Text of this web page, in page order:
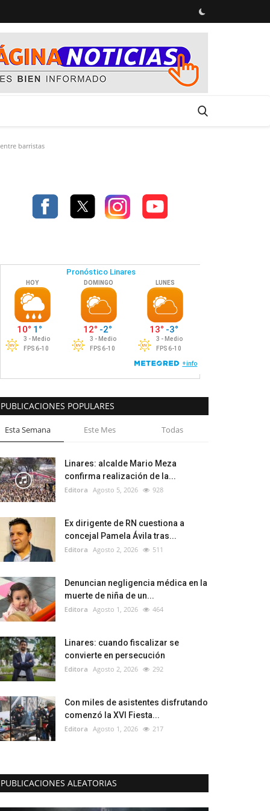
barristas
PUBLICACIONES POPULARES
Esta Semana Este Mes Todas
Linares: alcalde Mario Meza
confirma realización de la...
Editora Agosto 5, 2026 928
Ex dirigente de RN cuestiona a
concejal Pamela Ávila tras...
Editora Agosto 2, 2026 511
Denuncian negligencia médica en la
muerte de niña de un...
Editora Agosto 1, 2026 464
Linares: cuando fiscalizar se
convierte en persecución
Editora Agosto 2, 2026 292
Con miles de asistentes disfrutando
comenzó la XVI Fiesta...
Editora Agosto 1, 2026 217
PUBLICACIONES ALEATORIAS